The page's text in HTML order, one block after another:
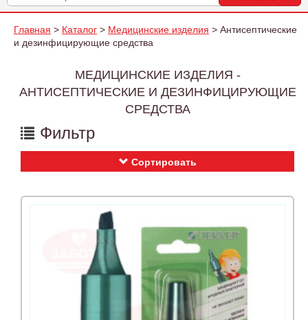
Главная > Каталог > Медицинские изделия > Антисептические
и дезинфицирующие средства
МЕДИЦИНСКИЕ ИЗДЕЛИЯ -
АНТИСЕПТИЧЕСКИЕ И ДЕЗИНФИЦИРУЮЩИЕ
СРЕДСТВА
Фильтр
Сортировать